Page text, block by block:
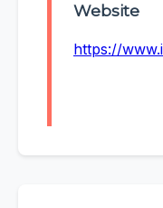
Website
https://